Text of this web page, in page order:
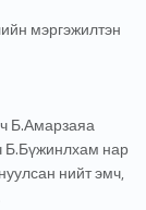
мэргэжилтэн
Б.Амарзаяа
Б.Бүжинлхам нар
нийт эмч,